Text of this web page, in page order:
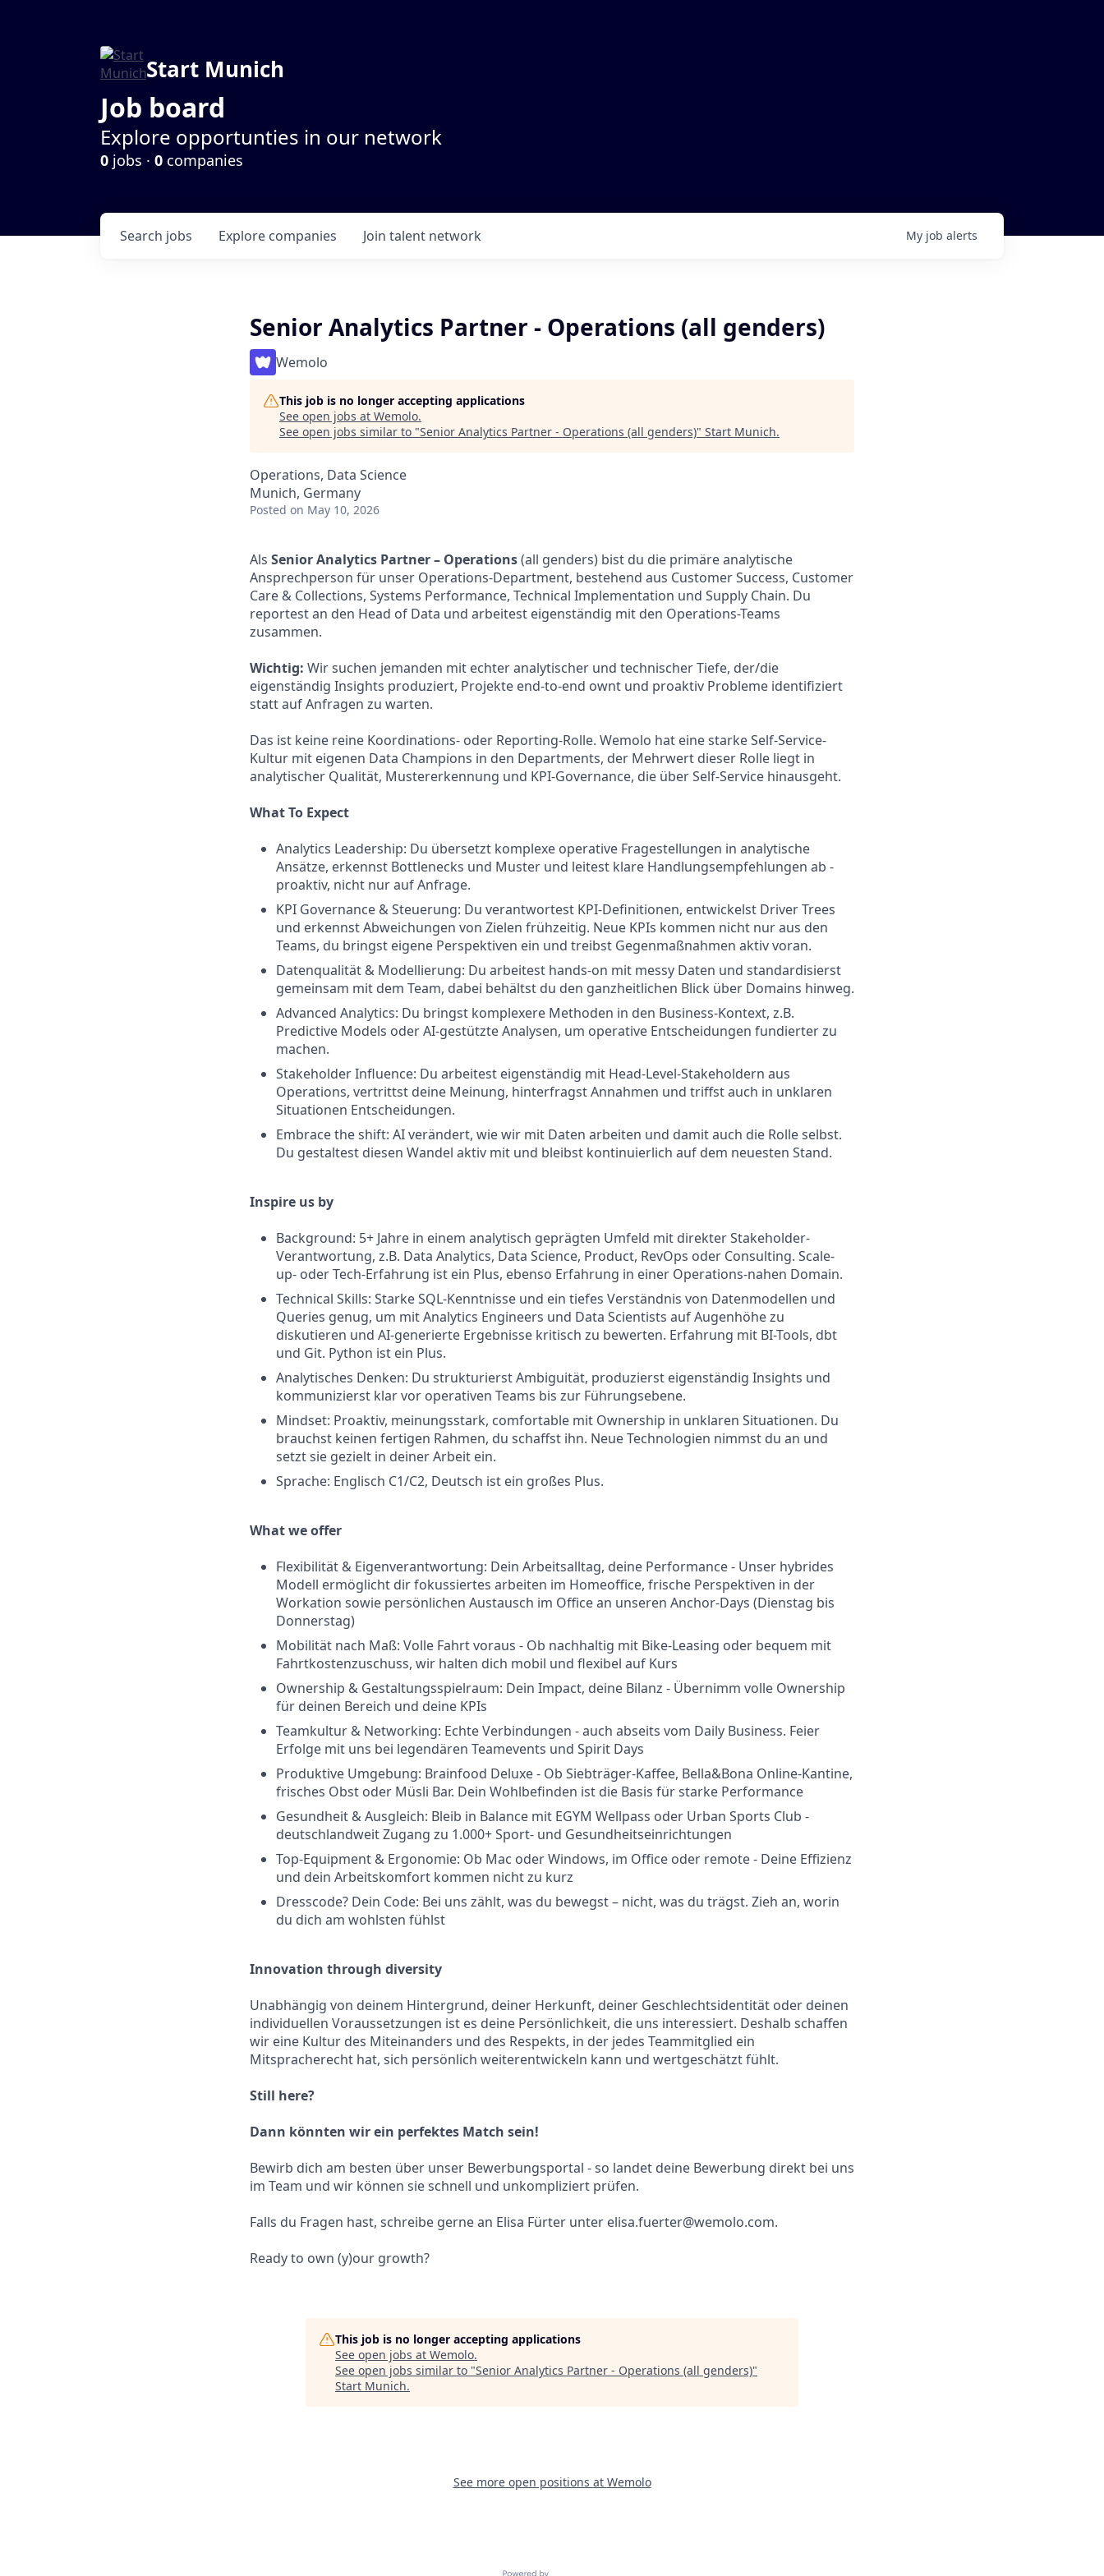
Start Munich
Job board
Explore opportunties in our network
0 jobs · 0 companies
Search jobs Explore companies Join talent network My job alerts
Senior Analytics Partner - Operations (all genders)
Wemolo
This job is no longer accepting applications
See open jobs at Wemolo.
See open jobs similar to "Senior Analytics Partner - Operations (all genders)" Start Munich.
Operations, Data Science
Munich, Germany
Posted on May 10, 2026
Als Senior Analytics Partner – Operations(all genders) bist du die primäre analytische
Ansprechperson für unser Operations-Department, bestehend aus Customer Success, Customer
Care & Collections, Systems Performance, Technical Implementation und Supply Chain. Du
reportest an den Head of Data und arbeitest eigenständig mit den Operations-Teams
zusammen.
Wichtig: Wir suchen jemanden mit echter analytischer und technischer Tiefe, der/die
eigenständig Insights produziert, Projekte end-to-end ownt und proaktiv Probleme identifiziert
statt auf Anfragen zu warten.
Das ist keine reine Koordinations- oder Reporting-Rolle. Wemolo hat eine starke Self-Service-
Kultur mit eigenen Data Champions in den Departments, der Mehrwert dieser Rolle liegt in
analytischer Qualität, Mustererkennung und KPI-Governance, die über Self-Service hinausgeht.
What To Expect
Analytics Leadership: Du übersetzt komplexe operative Fragestellungen in analytische
Ansätze, erkennst Bottlenecks und Muster und leitest klare Handlungsempfehlungen ab -
proaktiv, nicht nur auf Anfrage.
KPI Governance & Steuerung: Du verantwortest KPI-Definitionen, entwickelst Driver Trees
und erkennst Abweichungen von Zielen frühzeitig. Neue KPIs kommen nicht nur aus den
Teams, du bringst eigene Perspektiven ein und treibst Gegenmaßnahmen aktiv voran.
Datenqualität & Modellierung: Du arbeitest hands-on mit messy Daten und standardisierst
gemeinsam mit dem Team, dabei behältst du den ganzheitlichen Blick über Domains hinweg.
Advanced Analytics: Du bringst komplexere Methoden in den Business-Kontext, z.B.
Predictive Models oder AI-gestützte Analysen, um operative Entscheidungen fundierter zu
machen.
Stakeholder Influence: Du arbeitest eigenständig mit Head-Level-Stakeholdern aus
Operations, vertrittst deine Meinung, hinterfragst Annahmen und triffst auch in unklaren
Situationen Entscheidungen.
Embrace the shift: AI verändert, wie wir mit Daten arbeiten und damit auch die Rolle selbst.
Du gestaltest diesen Wandel aktiv mit und bleibst kontinuierlich auf dem neuesten Stand.
Inspire us by
Background: 5+ Jahre in einem analytisch geprägten Umfeld mit direkter Stakeholder-
Verantwortung, z.B. Data Analytics, Data Science, Product, RevOps oder Consulting. Scale-
up- oder Tech-Erfahrung ist ein Plus, ebenso Erfahrung in einer Operations-nahen Domain.
Technical Skills: Starke SQL-Kenntnisse und ein tiefes Verständnis von Datenmodellen und
Queries genug, um mit Analytics Engineers und Data Scientists auf Augenhöhe zu
diskutieren und AI-generierte Ergebnisse kritisch zu bewerten. Erfahrung mit BI-Tools, dbt
und Git. Python ist ein Plus.
Analytisches Denken: Du strukturierst Ambiguität, produzierst eigenständig Insights und
kommunizierst klar vor operativen Teams bis zur Führungsebene.
Mindset: Proaktiv, meinungsstark, comfortable mit Ownership in unklaren Situationen. Du
brauchst keinen fertigen Rahmen, du schaffst ihn. Neue Technologien nimmst du an und
setzt sie gezielt in deiner Arbeit ein.
Sprache: Englisch C1/C2, Deutsch ist ein großes Plus.
What we offer
Flexibilität & Eigenverantwortung: Dein Arbeitsalltag, deine Performance - Unser hybrides
Modell ermöglicht dir fokussiertes arbeiten im Homeoffice, frische Perspektiven in der
Workation sowie persönlichen Austausch im Office an unseren Anchor-Days (Dienstag bis
Donnerstag)
Mobilität nach Maß: Volle Fahrt voraus - Ob nachhaltig mit Bike-Leasing oder bequem mit
Fahrtkostenzuschuss, wir halten dich mobil und flexibel auf Kurs
Ownership & Gestaltungsspielraum: Dein Impact, deine Bilanz - Übernimm volle Ownership
für deinen Bereich und deine KPIs
Teamkultur & Networking: Echte Verbindungen - auch abseits vom Daily Business. Feier
Erfolge mit uns bei legendären Teamevents und Spirit Days
Produktive Umgebung: Brainfood Deluxe - Ob Siebträger-Kaffee, Bella&Bona Online-Kantine,
frisches Obst oder Müsli Bar. Dein Wohlbefinden ist die Basis für starke Performance
Gesundheit & Ausgleich: Bleib in Balance mit EGYM Wellpass oder Urban Sports Club -
deutschlandweit Zugang zu 1.000+ Sport- und Gesundheitseinrichtungen
Top-Equipment & Ergonomie: Ob Mac oder Windows, im Office oder remote - Deine Effizienz
und dein Arbeitskomfort kommen nicht zu kurz
Dresscode? Dein Code: Bei uns zählt, was du bewegst – nicht, was du trägst. Zieh an, worin
du dich am wohlsten fühlst
Innovation through diversity
Unabhängig von deinem Hintergrund, deiner Herkunft, deiner Geschlechtsidentität oder deinen
individuellen Voraussetzungen ist es deine Persönlichkeit, die uns interessiert. Deshalb schaffen
wir eine Kultur des Miteinanders und des Respekts, in der jedes Teammitglied ein
Mitspracherecht hat, sich persönlich weiterentwickeln kann und wertgeschätzt fühlt.
Still here?
Dann könnten wir ein perfektes Match sein!
Bewirb dich am besten über unser Bewerbungsportal - so landet deine Bewerbung direkt bei uns
im Team und wir können sie schnell und unkompliziert prüfen.
Falls du Fragen hast, schreibe gerne an Elisa Fürter unter elisa.fuerter@wemolo.com.
Ready to own (y)our growth?
This job is no longer accepting applications
See open jobs at Wemolo.
See open jobs similar to "Senior Analytics Partner - Operations (all genders)"
Start Munich.
See more open positions at Wemolo